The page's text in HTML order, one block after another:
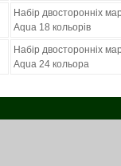
Набір двосторонніх
Aqua 18 кольорів
Набір двосторонніх
Aqua 24 кольора